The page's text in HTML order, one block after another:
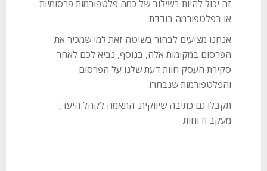
זה יכול להיות בשילוב של כמה פלטפורמות פרסומיות
או בפלטפורמה בודדת.
אנחנו מציעים לבחור בשיטה זאת למי שמכיר את
הפרסום במקומות אלה, בנוסף, נביא לכם לאחר
סקירת העסק חוות דעת שלנו על הפרסום
והפלטפורמות שנבחרו.
תקבלו גם כתיבה שיווקית, התאמה לקהל היעד,
מעקב ודוחות.